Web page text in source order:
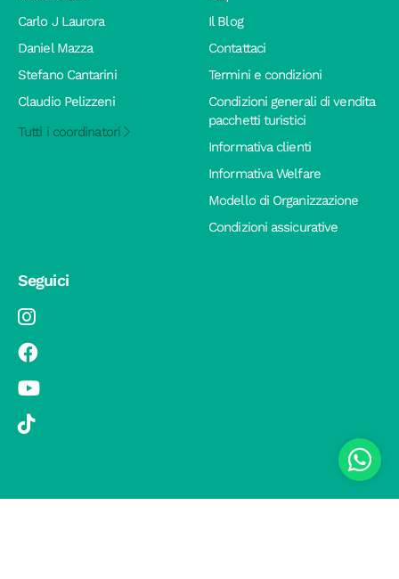
Carlo J Laurora
Daniel Mazza
Stefano Cantarini
Claudio Pelizzeni
Tutti i coordinatori
Il Blog
Contattaci
Termini e condizioni
Condizioni generali di vendita
pacchetti turistici
Informativa clienti
Informativa Welfare
Modello di Organizzazione
Condizioni assicurative
Seguici